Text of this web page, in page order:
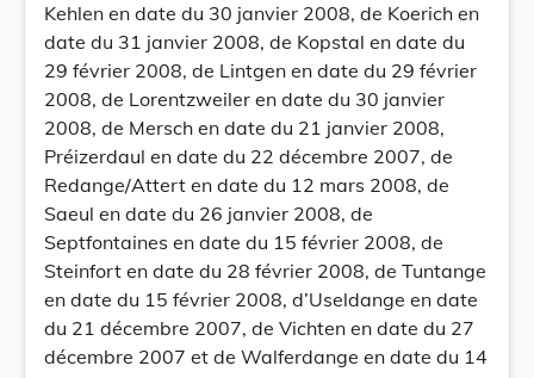
Kehlen en date du 30 janvier 2008, de Koerich en
date du 31 janvier 2008, de Kopstal en date du
29 février 2008, de Lintgen en date du 29 février
2008, de Lorentzweiler en date du 30 janvier
2008, de Mersch en date du 21 janvier 2008,
Préizerdaul en date du 22 décembre 2007, de
Redange/Attert en date du 12 mars 2008, de
Saeul en date du 26 janvier 2008, de
Septfontaines en date du 15 février 2008, de
Steinfort en date du 28 février 2008, de Tuntange
en date du 15 février 2008, d’Useldange en date
du 21 décembre 2007, de Vichten en date du 27
décembre 2007 et de Walferdange en date du 14